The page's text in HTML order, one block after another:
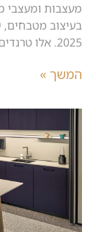
מעצבות ומעצבי
בעיצוב
2025. אלו טרנדים שממשיכים מגמות שכבר קיימות אמנם,
המשך »